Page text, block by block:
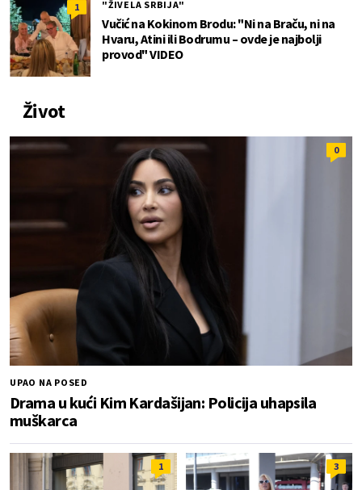
1 "ŽIVELA SRBIJA"
Vučić na Kokinom Brodu: "Ni na Braču, ni na
Hvaru, Atini ili Bodrumu – ovde je najbolji
provod" VIDEO
Život
0
UPAO NA POSED
Drama u kući Kim Kardašijan: Policija uhapsila
muškarca
1 3